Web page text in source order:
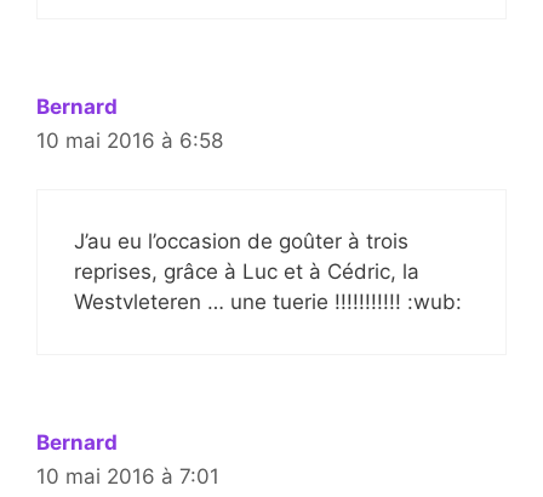
Bernard
10 mai 2016 à 6:58
J’au eu l’occasion de goûter à trois
reprises, grâce à Luc et à Cédric, la
Westvleteren … une tuerie !!!!!!!!!!! :wub:
Bernard
10 mai 2016 à 7:01